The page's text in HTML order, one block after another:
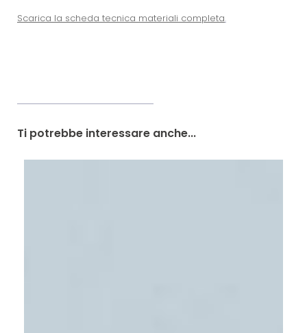
Scarica la scheda tecnica materiali completa.
Ti potrebbe interessare anche...